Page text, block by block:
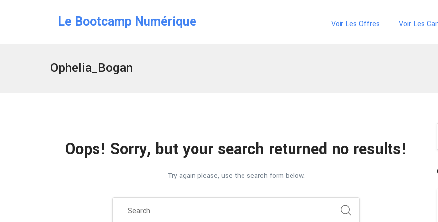
Le Bootcamp Numérique Voir Les Offres Voir Les
Ophelia_Bogan
Oops! Sorry, but your search returned no results!
Try again please, use the search form below.